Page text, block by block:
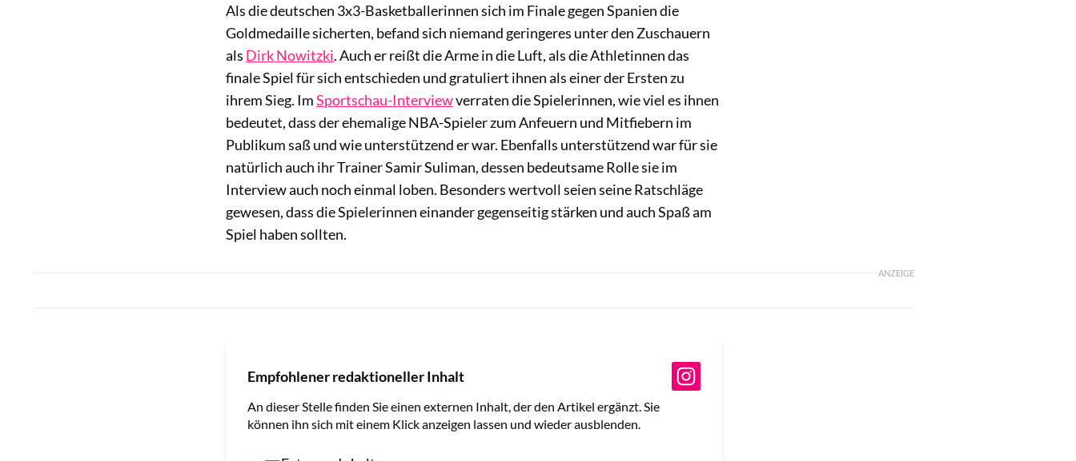
Als die deutschen 3x3-Basketballerinnen sich im Finale gegen Spanien die
Goldmedaille sicherten, befand sich niemand geringeres unter den Zuschauern
als Dirk Nowitzki. Auch er reißt die Arme in die Luft, als die Athletinnen das
finale Spiel für sich entschieden und gratuliert ihnen als einer der Ersten zu
ihrem Sieg. ImSportschau-Interviewverraten die Spielerinnen, wie viel es ihnen
bedeutet, dass der ehemalige NBA-Spieler zum Anfeuern und Mitfiebern im
Publikum saß und wie unterstützend er war. Ebenfalls unterstützend war für sie
natürlich auch ihr Trainer Samir Suliman, dessen bedeutsame Rolle sie im
Interview auch noch einmal loben. Besonders wertvoll seien seine Ratschläge
gewesen, dass die Spielerinnen einander gegenseitig stärken und auch Spaß am
Spiel haben sollten.
ANZEIGE
Empfohlener redaktioneller Inhalt
An dieser Stelle finden Sie einen externen Inhalt, der den Artikel ergänzt. Sie
können ihn sich mit einem Klick anzeigen lassen und wieder ausblenden.